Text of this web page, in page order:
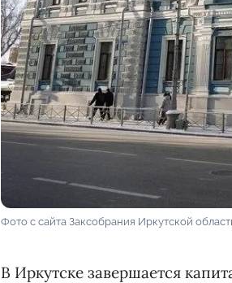
Фото с сайта Заксобрания Иркутской
В Иркутске завершается